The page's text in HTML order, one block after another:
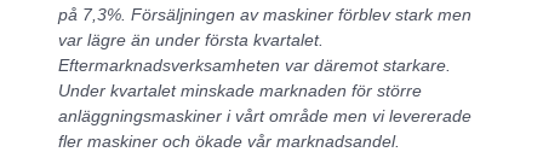
på 7,3%. Försäljningen av maskiner förblev stark men
var lägre än under första kvartalet.
Eftermarknadsverksamheten var däremot starkare.
Under kvartalet minskade marknaden för större
anläggningsmaskiner i vårt område men vi levererade
fler maskiner och ökade vår marknadsandel.